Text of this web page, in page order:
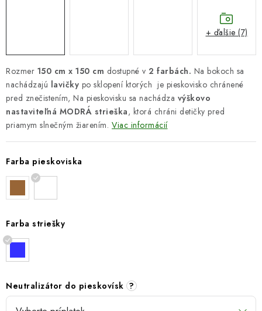
Rozmer 150 cm x 150 cm dostupné v 2 farbách. Na bokoch sa
nachádzajú lavičky po sklopení ktorých je pieskovisko chránené
pred znečistením, Na pieskovisku sa nachádza výškovo
nastaviteľná MODRÁ strieška, ktorá chráni detičky pred
priamym slnečným žiarením. Viac informácií
Farba pieskoviska
Farba striešky
Neutralizátor do pieskovísk ?
+ ďalšie (7)